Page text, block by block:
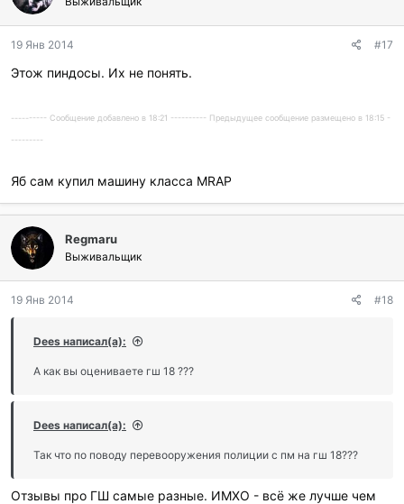
19 Янв 2014 #17
Этож пиндосы. Их не понять.
---------- Сообщение добавлено в 18:21 ---------- Предыдущее сообщение размещено в 18:15 -
---------
Яб сам купил машину класса MRAP
Regmaru
Выживальщик
19 Янв 2014 #18
Dees написал(а):
А как вы оцениваете гш 18 ???
Dees написал(а):
Так что по поводу перевооружения полиции с пм на гш 18???
Отзывы про ГШ самые разные. ИМХО - всё же лучше чем